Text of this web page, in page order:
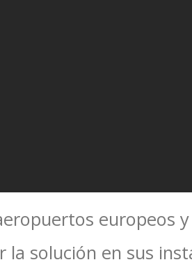
europeos
la solución en sus